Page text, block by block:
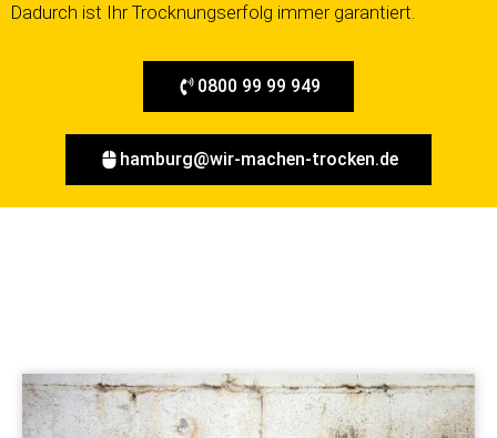
n
Dadurch ist Ihr Trocknungserfolg immer garantiert.
0800 99 99 949
hamburg@wir-machen-trocken.de